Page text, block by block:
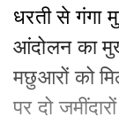
धरती से गंगा
आंदोलन का
मछुआरों को
पर दो